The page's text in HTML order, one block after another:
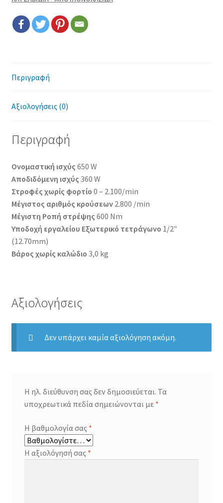
Πολιτική cookies
Περιγραφή
Αξιολογήσεις (0)
Περιγραφή
Ονομαστική ισχύς 650 W
Aποδιδόμενη ισχύς 360 W
Στροφές χωρίς φορτίο 0 – 2.100/min
Μέγιστος αριθμός κρούσεων2.800 /min
Μέγιστη Ροπή στρέψης 600 Nm
Υποδοχή εργαλείου Εξωτερικό τετράγωνο 1/2″
(12.70mm)
Bάρος χωρίς καλώδιο 3,0 kg
Αξιολογήσεις
Δεν υπάρχει καμία αξιολόγηση ακόμη.
Η ηλ. διεύθυνση σας δεν δημοσιεύεται. Τα
υποχρεωτικά πεδία σημειώνονται με *
Η βαθμολογία σας *
Η αξιολόγησή σας *